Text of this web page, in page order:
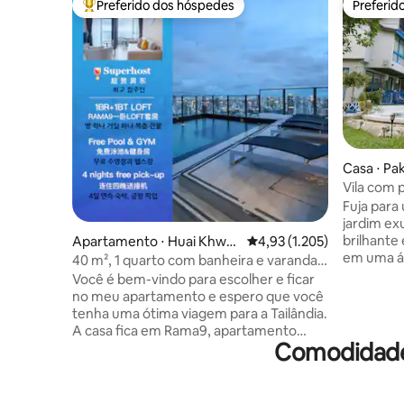
Entre os melhores preferidos dos hóspedes
Preferido dos hóspedes
Apartamento ⋅ Huai Khwa
ng
4,93 de uma avaliação
4,93 (1.205)
40 m², 1 quarto com banheira e varanda
LOFT-D4/acomoda 3 pessoas/piscina no
terraço/próximo a RCA/próximo ao
mercado noturno de trem/próximo a
Tonglor
Você é bem-vindo para escolher e ficar
no meu apartamento e espero que você
tenha uma ótima viagem para a Tailândia.
A casa fica em Rama9, apartamento
LOFT entregue em 2024.O espaço tem
aproximadamente 40 metros quadrados
Casa ⋅
Vila com
e
Fuja para
jardim
brilhante
em uma
banho de
canal.